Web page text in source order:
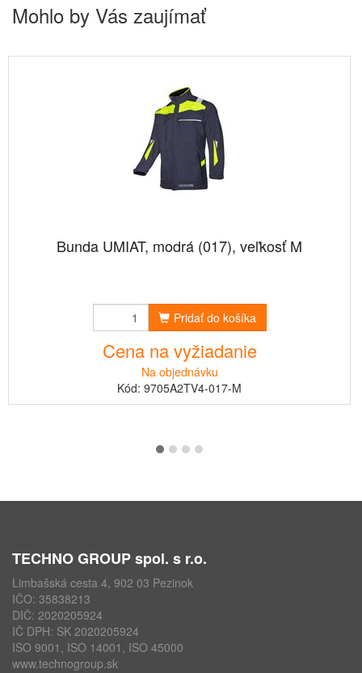
Mohlo by Vás zaujímať
Bunda UMIAT, modrá (017), veľkosť M
Pridať do košíka
Cena na vyžiadanie
Na objednávku
Kód: 9705A2TV4-017-M
TECHNO GROUP spol. s r.o.
Limbašská cesta 4, 902 03 Pezinok
IČO: 35838213
DIČ: 2020205924
IČ DPH: SK 2020205924
ISO 9001, ISO 14001, ISO 45000
www.technogroup.sk